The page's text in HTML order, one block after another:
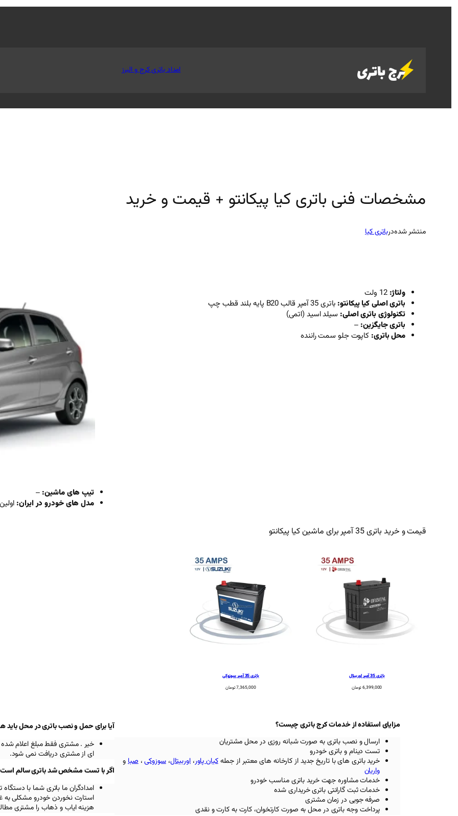
امداد باتری کرج و البرز
مشخصات فنی باتری کیا پیکانتو + قیمت و خرید
منتشر شدهدرباتری کیا
ولتاژ: 12 ولت
باتری اصلی کیا پیکانتو: باتری 35 آمپر قالب B20 پایه بلند قطب چپ
تکنولوژی باتری اصلی: سیلد اسید (اتمی)
باتری جایگزین: –
محل باتری: کاپوت جلو سمت راننده
تیپ های ماشین: –
مدل های خودرو در ایران: اولین
قیمت و خرید باتری 35 آمپر برای ماشین کیا پیکانتو
باتری 35 آمپر اوربیتال
6,399,000تومان
باتری 35 آمپر سوزوکی
7,365,000تومان
مزایای استفاده از خدمات کرج باتری چیست؟
ارسال و نصب باتری به صورت شبانه روزی در محل مشتریان
تست دینام و باتری خودرو
خرید باتری های با تاریخ جدید از کارخانه های معتبراز جملهکیان پاور،اوربیتال،سوزوکی،صباو
واریان
خدمات مشاوره جهت خرید باتری مناسب خودرو
خدمات ثبت گارانتی باتری خریداری شده
صرفه جویی در زمان مشتری
پرداخت وجه باتری در محل به صورت کارتخوان، کارت به کارت و نقدی
آیا برای حمل و نصب باتری در محل باید
خیر . مشتری فقط مبلغ اعلام
ای از مشتری دریافت نمی شود.
اگر با تست مشخص شد باتری سالم است
امدادگران ما باتری شما با
استارت نخوردن خودرو مشکلی به
هزینه ایاب و ذهاب را مشتری